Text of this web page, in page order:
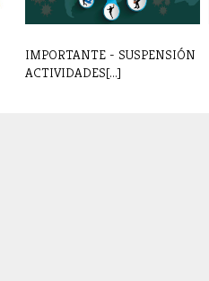
IMPORTANTE - SUSPENSIÓN
ACTIVIDADES[...]